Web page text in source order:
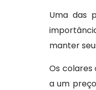
Uma das
manter
Os
a um